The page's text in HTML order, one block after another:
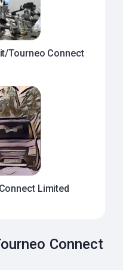
Tourneo Connect
Limited
Connect